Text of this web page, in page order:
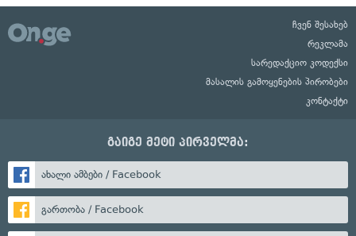
ჩვენ შესახებ
რეკლამა
სარედაქციო კოდექსი
მასალის გამოყენების პირობები
კონტაქტი
გაიგე მეტი პირველმა:
ახალი ამბები / Facebook
გართობა / Facebook